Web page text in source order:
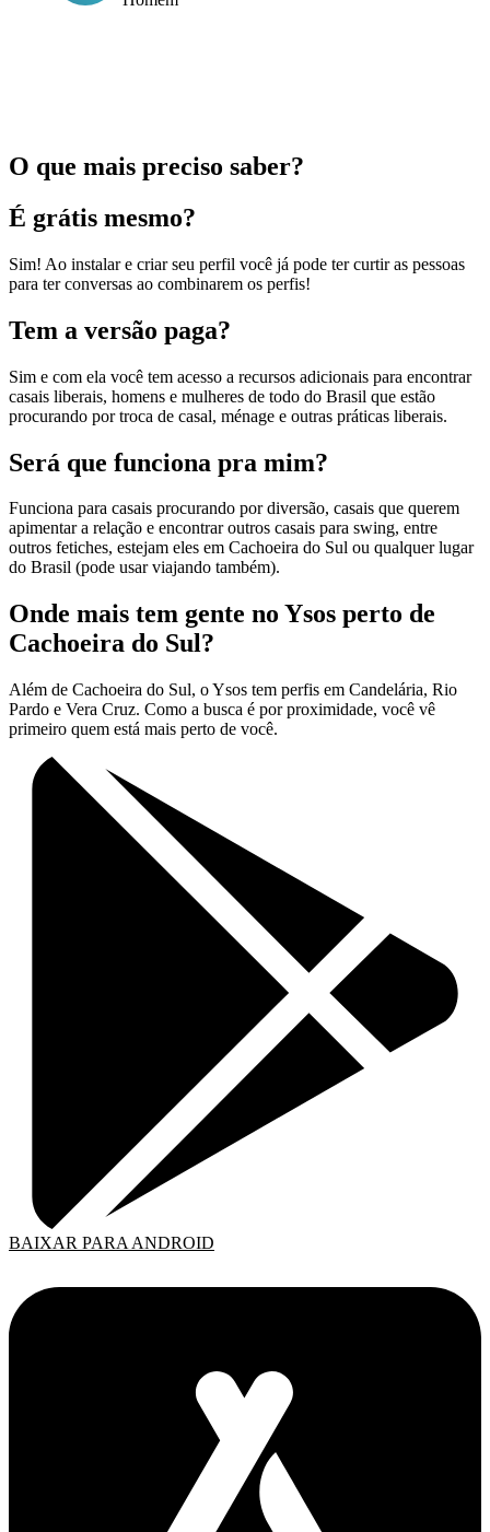
O que mais preciso saber?
É grátis mesmo?
Sim! Ao instalar e criar seu perfil você já pode ter curtir as pessoas
para ter conversas ao combinarem os perfis!
Tem a versão paga?
Sim e com ela você tem acesso a recursos adicionais para encontrar
casais liberais, homens e mulheres de todo do Brasil que estão
procurando por troca de casal, ménage e outras práticas liberais.
Será que funciona pra mim?
Funciona para casais procurando por diversão, casais que querem
apimentar a relação e encontrar outros casais para swing, entre
outros fetiches, estejam eles em Cachoeira do Sul ou qualquer lugar
do Brasil (pode usar viajando também).
Onde mais tem gente no Ysos perto de
Cachoeira do Sul?
Além de Cachoeira do Sul, o Ysos tem perfis em Candelária, Rio
Pardo e Vera Cruz. Como a busca é por proximidade, você vê
primeiro quem está mais perto de você.
BAIXAR PARA ANDROID